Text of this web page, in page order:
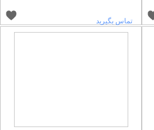
تماس بگیرید